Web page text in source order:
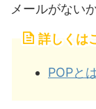
メールがない
詳しくは
POPと